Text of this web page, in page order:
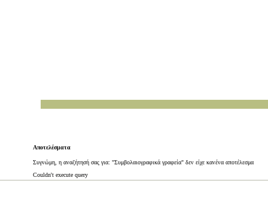
Αποτελέσματα
Συγνώμη, η αναζήτησή σας για: "Συμβολαιογραφικά γραφεία" δεν είχε κανένα αποτέλεσμα
Couldn't execute query